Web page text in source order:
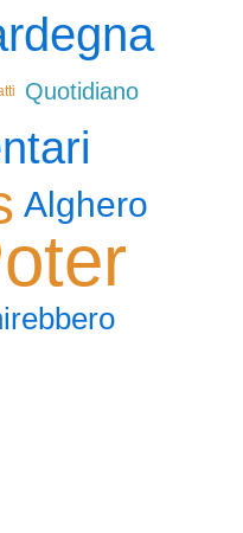
Quotidiano
Alghero